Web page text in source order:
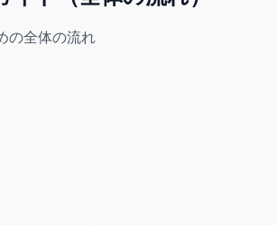
の全体の流れ